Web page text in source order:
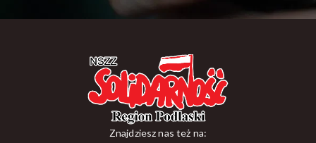
Znajdziesz nas też na: